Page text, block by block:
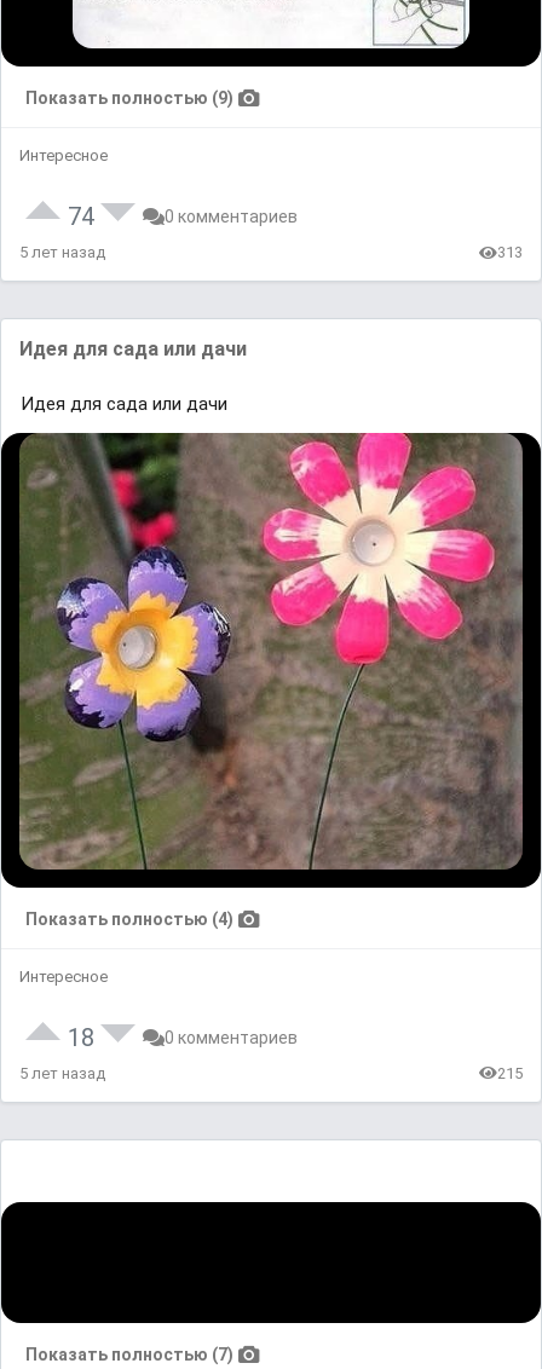
Показать полностью (9)
Интересное
74 0 комментариев
5 лет назад 313
Идея для сада или дачи
Идея для сада или дачи
Показать полностью (4)
Интересное
18 0 комментариев
5 лет назад 215
Показать полностью (7)